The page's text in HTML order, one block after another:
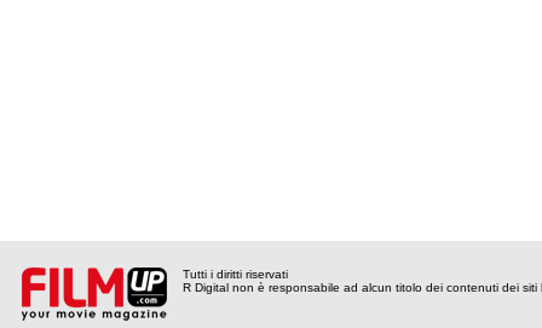
Tutti i diritti riservati
R Digital non è responsabile ad alcun titolo dei contenuti dei siti